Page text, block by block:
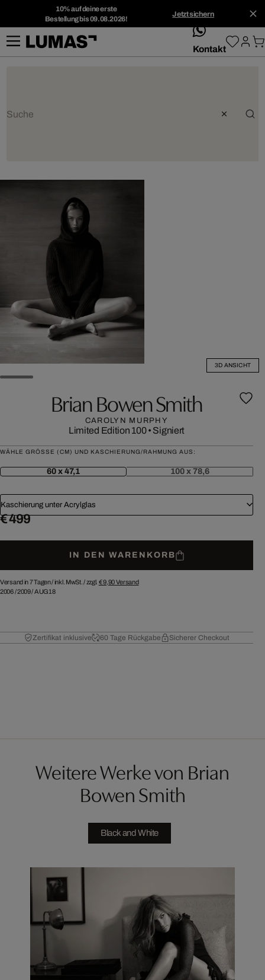
10% auf deine erste
Bestellung bis 09.08.2026!
Jetzt sichern
whatsApp
Kontakt
3D ANSICHT
Brian Bowen Smith
CAROLYN MURPHY
Limited Edition 100• Signiert
WÄHLE GRÖSSE (CM) UND KASCHIERUNG/RAHMUNG AUS:
60 x 47,1 100 x 78,6
Kaschierung unter Acrylglas
€ 499
IN DEN WARENKORB
Versand in 7 Tagen /inkl. MwSt. / zzgl. € 9,90Versand
2006/2009/AUG18
Zertifikat inklusive 60 Tage Rückgabe Sicherer Checkout
Weitere Werke von Brian
Bowen Smith
Black and White